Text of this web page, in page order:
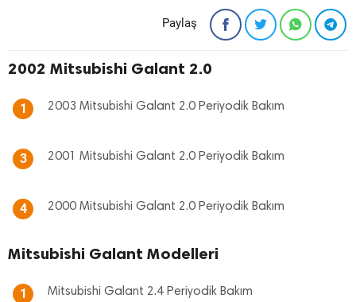
Paylaş
2002 Mitsubishi Galant 2.0
1 2003 Mitsubishi Galant 2.0 Periyodik Bakım
3 2001 Mitsubishi Galant 2.0 Periyodik Bakım
4 2000 Mitsubishi Galant 2.0 Periyodik Bakım
Mitsubishi Galant Modelleri
1 Mitsubishi Galant 2.4 Periyodik Bakım